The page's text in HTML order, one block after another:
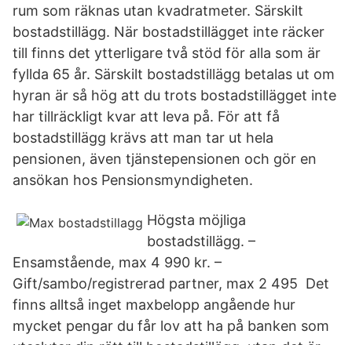
rum som räknas utan kvadratmeter. Särskilt
bostadstillägg. När bostadstillägget inte räcker
till finns det ytterligare två stöd för alla som är
fyllda 65 år. Särskilt bostadstillägg betalas ut om
hyran är så hög att du trots bostadstillägget inte
har tillräckligt kvar att leva på. För att få
bostadstillägg krävs att man tar ut hela
pensionen, även tjänstepensionen och gör en
ansökan hos Pensionsmyndigheten.
Högsta möjliga
bostadstillägg. –
Ensamstående, max 4 990 kr. –
Gift/sambo/registrerad partner, max 2 495 Det
finns alltså inget maxbelopp angående hur
mycket pengar du får lov att ha på banken som